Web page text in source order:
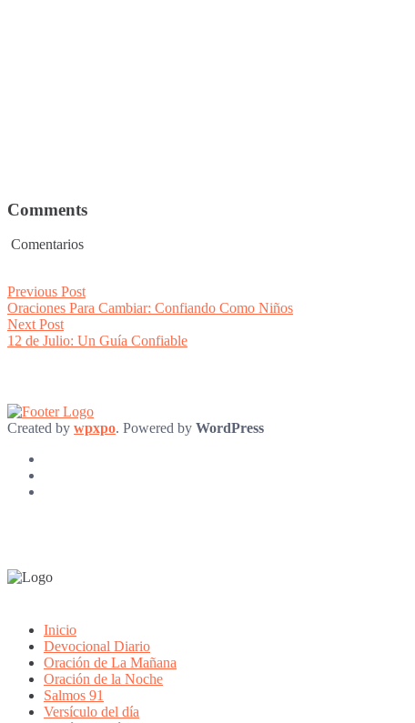
Comments
Comentarios
Post
navigation
Previous PostPrevious
post:
Oraciones Para Cambiar: Confiando Como Niños
Next PostNext
post:
12 de Julio: Un Guía Confiable
Created by wpxpo. Powered by WordPress
Inicio
Devocional Diario
Oración de La Mañana
Oración de la Noche
Salmos 91
Versículo del día